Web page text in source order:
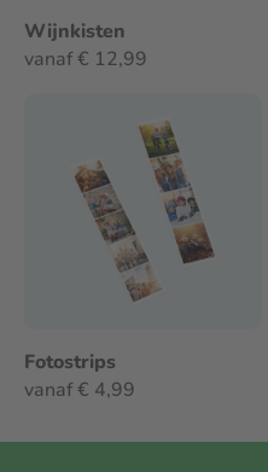
Wijnkisten
vanaf € 12,99
Fotostrips
vanaf € 4,99